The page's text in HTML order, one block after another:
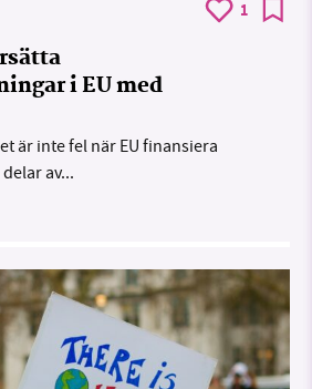
1
i EU med
är inte fel när EU finansiera
av...